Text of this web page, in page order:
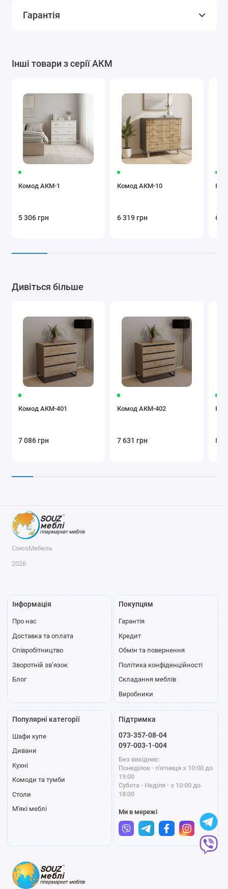
Гарантія
Інші товари з серії АКМ
Комод АКМ-1
5 306 грн
Комод АКМ-10
6 319 грн 6
Дивіться більше
Комод АКМ-401
7 086 грн
Комод АКМ-402
7 631 грн 8
СоюзМебель
2026
Інформація
Про нас
Доставка та оплата
Співробітництво
Зворотній зв’язок
Блог
Покупцям
Гарантія
Кредит
Обмін та повернення
Політика конфіденційності
Складання меблів
Виробники
Популярні категорії
Шафи купе
Дивани
Кухні
Комоди та тумби
Столи
М'які меблі
Підтримка
073-357-08-04
097-003-1-004
Без вихідних:
Понеділок - п'ятниця з 10:00 до
19:00
Субота - Неділя - з 10:00 до
18:00
Ми в мережі